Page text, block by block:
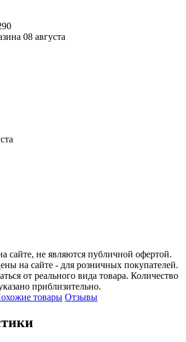
08 августа
сайте, не являются публичной офертой.
на сайте - для розничных покупателей.
от реального вида товара. Количество
приблизительно.
товары Отзывы